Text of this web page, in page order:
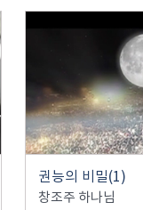
권능의 비밀(1)
창조주 하나님